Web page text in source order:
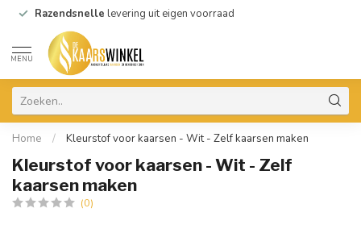
Razendsnelle levering uit eigen voorraad
MENU
Home / Kleurstof voor kaarsen - Wit - Zelf kaarsen maken
Kleurstof voor kaarsen - Wit - Zelf
kaarsen maken
(0)